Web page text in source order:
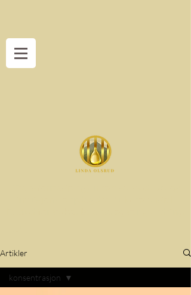
Artikler
konsentrasjon